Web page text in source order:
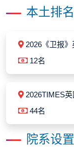
本土排名
2026《卫报》
12名
2026TIMES英
44名
院系设置